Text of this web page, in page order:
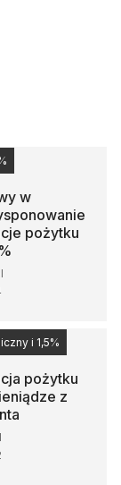
w
pożytku
pożytku
z
i 1,5%